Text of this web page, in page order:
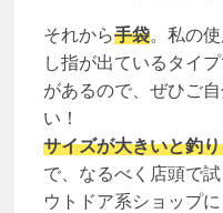
それから手袋。私の
し指が出ているタイ
があるので、ぜひご
い！
サイズが大きいと釣
で、なるべく店頭で
ウトドア系ショップ